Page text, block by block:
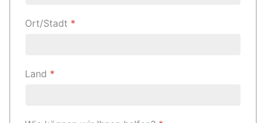
Ort/Stadt *
Land *